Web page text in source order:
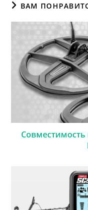
ВАМ
Совместимость